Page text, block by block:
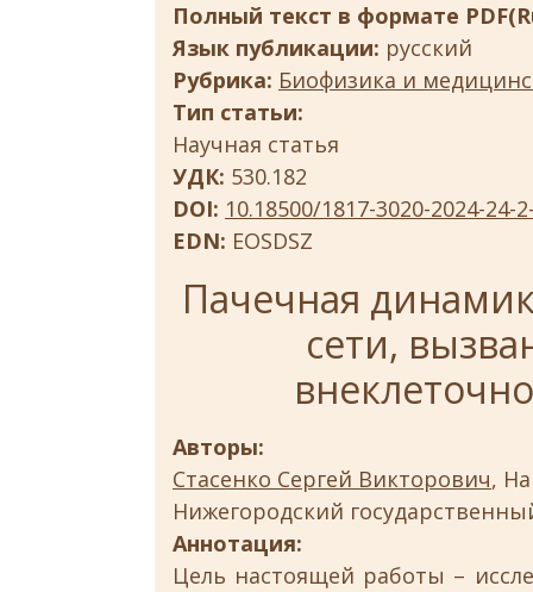
Полный текст в формате
Язык публикации: русский
Рубрика: Биофизика и
Тип статьи:
Научная статья
УДК: 530.182
DOI: 10.18500/1817-3020-2024-24-
EDN: EOSDSZ
Пачечная
сети,
Авторы:
Стасенко Сергей Викторович,
Нижегородский
Аннотация:
Цель настоящей работы –